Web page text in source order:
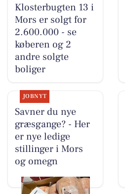
Klosterbugten 13 i
Mors er solgt for
2.600.000 - se
køberen og 2
andre solgte
boliger
JOBNYT
Savner du nye
græsgange? - Her
er nye ledige
stillinger i Mors
og omegn